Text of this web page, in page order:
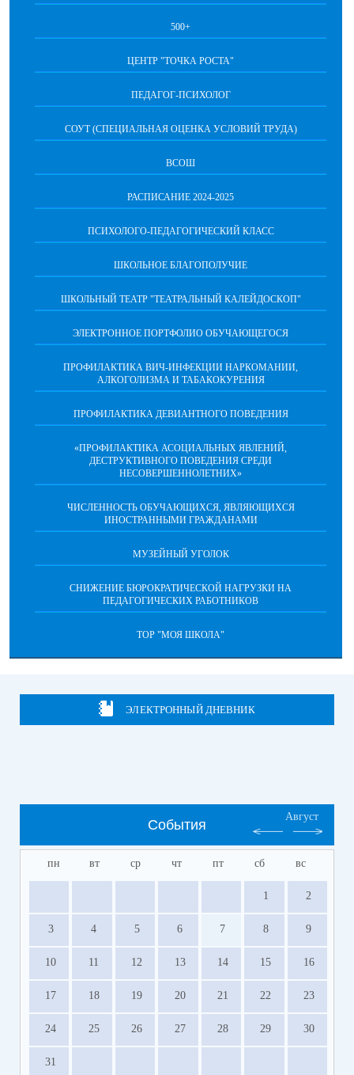
500+
ЦЕНТР "ТОЧКА РОСТА"
ПЕДАГОГ-ПСИХОЛОГ
СОУТ (СПЕЦИАЛЬНАЯ ОЦЕНКА УСЛОВИЙ ТРУДА)
ВСОШ
РАСПИСАНИЕ 2024-2025
ПСИХОЛОГО-ПЕДАГОГИЧЕСКИЙ КЛАСС
ШКОЛЬНОЕ БЛАГОПОЛУЧИЕ
ШКОЛЬНЫЙ ТЕАТР "ТЕАТРАЛЬНЫЙ КАЛЕЙДОСКОП"
ЭЛЕКТРОННОЕ ПОРТФОЛИО ОБУЧАЮЩЕГОСЯ
ПРОФИЛАКТИКА ВИЧ-ИНФЕКЦИИ НАРКОМАНИИ,
АЛКОГОЛИЗМА И ТАБАКОКУРЕНИЯ
ПРОФИЛАКТИКА ДЕВИАНТНОГО ПОВЕДЕНИЯ
«ПРОФИЛАКТИКА АСОЦИАЛЬНЫХ ЯВЛЕНИЙ,
ДЕСТРУКТИВНОГО ПОВЕДЕНИЯ СРЕДИ
НЕСОВЕРШЕННОЛЕТНИХ»
ЧИСЛЕННОСТЬ ОБУЧАЮЩИХСЯ, ЯВЛЯЮЩИХСЯ
ИНОСТРАННЫМИ ГРАЖДАНАМИ
МУЗЕЙНЫЙ УГОЛОК
СНИЖЕНИЕ БЮРОКРАТИЧЕСКОЙ НАГРУЗКИ НА
ПЕДАГОГИЧЕСКИХ РАБОТНИКОВ
ТОР "МОЯ ШКОЛА"
ЭЛЕКТРОННЫЙ ДНЕВНИК
События
Август
пн вт ср чт пт сб вс
1 2
3 4 5 6 7 8 9
10 11 12 13 14 15 16
17 18 19 20 21 22 23
24 25 26 27 28 29 30
31